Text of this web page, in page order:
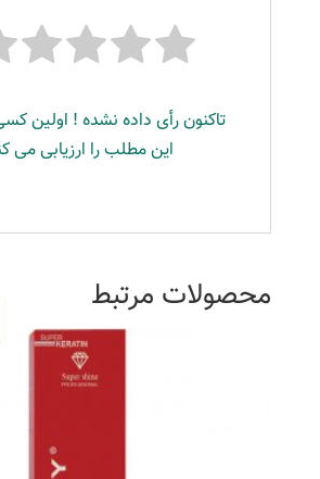
تاکنون رأی داده نشده ! اولین
این مطلب را ارزیابی می
محصولات مرتبط